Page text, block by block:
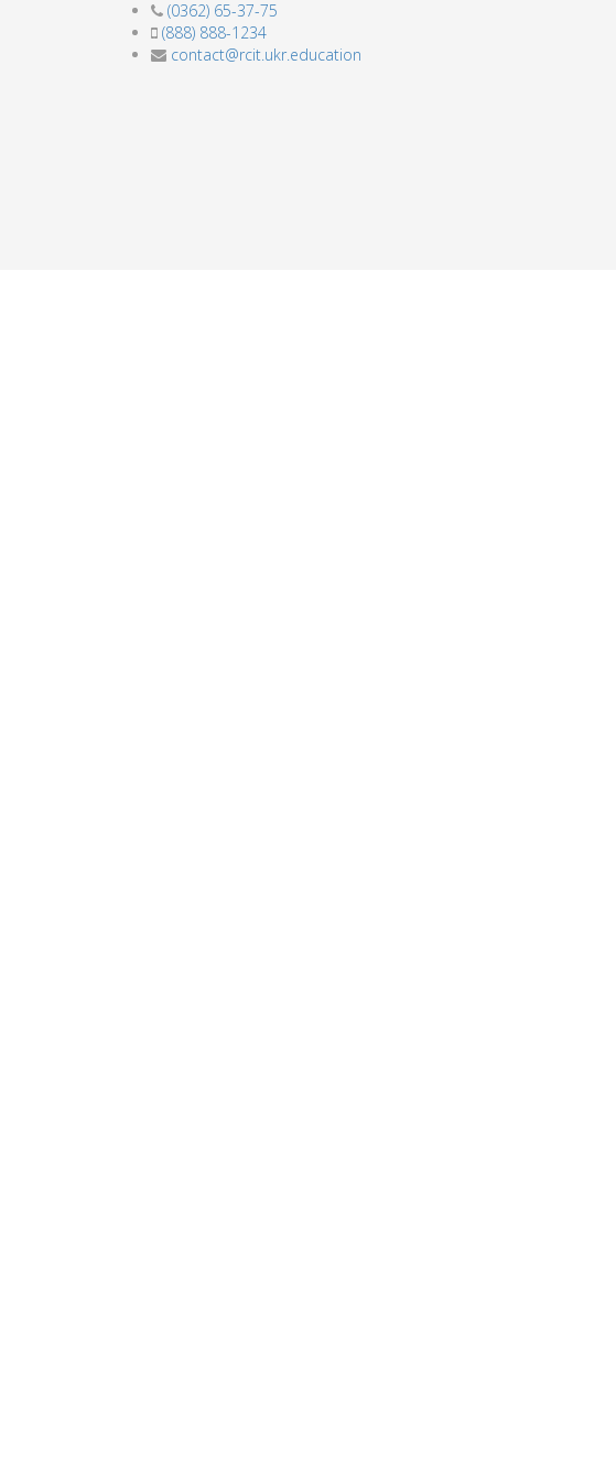
(0362) 65-37-75
(888) 888-1234
contact@rcit.ukr.education